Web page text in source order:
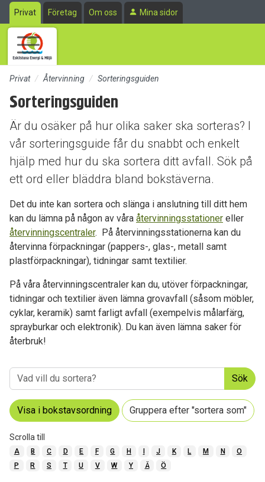
Till sidans huvudinnehåll
Privat Företag Om oss Mina sidor
Privat Återvinning Sorteringsguiden
Sorteringsguiden
Är du osäker på hur olika saker ska sorteras? I
vår sorteringsguide får du snabbt och enkelt
hjälp med hur du ska sortera ditt avfall. Sök på
ett ord eller bläddra bland bokstäverna.
Det du inte kan sortera och slänga i anslutning till ditt hem
kan du lämna på någon av våra återvinningsstationer eller
återvinningscentraler. På återvinningsstationerna kan du
återvinna förpackningar (pappers-, glas-, metall samt
plastförpackningar), tidningar samt textilier.
På våra återvinningscentraler kan du, utöver förpackningar,
tidningar och textilier även lämna grovavfall (såsom möbler,
cyklar, keramik) samt farligt avfall (exempelvis målarfärg,
sprayburkar och elektronik). Du kan även lämna saker för
återbruk!
Sök
Visa i bokstavsordning Gruppera efter "sortera som"
Scrolla till
A B C D E F G H J K L M N
O
P
R S T U V W Y Ä Ö